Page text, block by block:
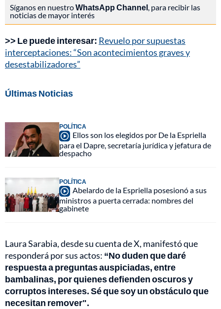
Síganos en nuestroWhatsApp Channel, para recibir las
noticias de mayor interés
>> Le puede interesar: Revuelo por supuestas
interceptaciones: “Son acontecimientos graves y
desestabilizadores”
Últimas Noticias
POLÍTICA
Ellos son los elegidos por De la Espriella
para el Dapre, secretaría jurídica y jefatura de
despacho
POLÍTICA
Abelardo de la Espriella posesionó a sus
ministros a puerta cerrada: nombres del
gabinete
Laura Sarabia, desde su cuenta de X, manifestó que
responderá por sus actos: “No duden que daré
respuesta a preguntas auspiciadas, entre
bambalinas, por quienes defienden oscuros y
corruptos intereses. Sé que soy un obstáculo que
necesitan remover".